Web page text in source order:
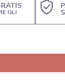
GLI